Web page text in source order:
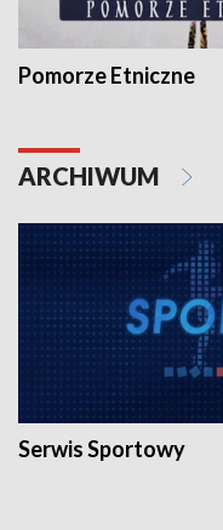
Pomorze Etniczne
ARCHIWUM
Serwis Sportowy